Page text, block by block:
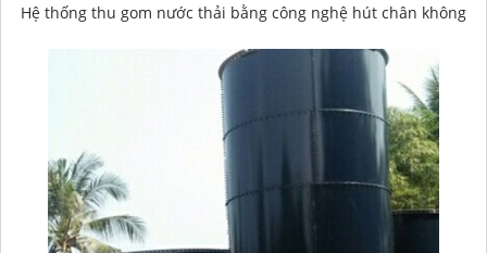
Hệ thống thu gom nước thải bằng công nghệ hút chân không